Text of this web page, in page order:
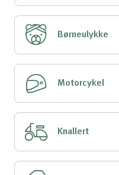
Børneulykke
Motorcykel
Knallert